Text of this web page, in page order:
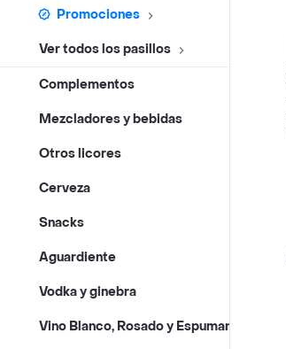
Promociones
Ver todos los pasillos
Complementos
Mezcladores y bebidas
Otros licores
Cerveza
Snacks
Aguardiente
Vodka y ginebra
Vino Blanco, Rosado y Espumante